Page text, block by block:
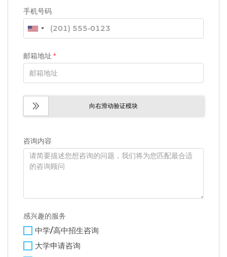
手机号码
邮箱地址 *
向右滑动验证模块
咨询内容
感兴趣的服务
中学/高中招生咨询
大学申请咨询